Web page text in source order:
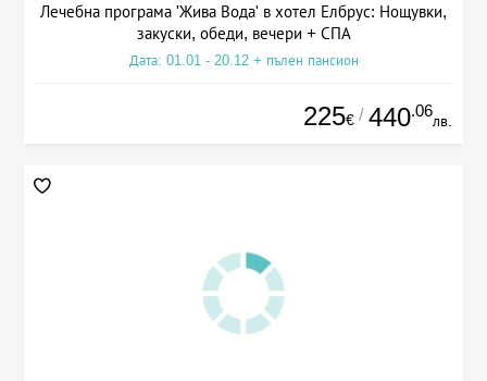
Лечебна програма 'Жива Вода' в хотел Елбрус: Нощувки,
закуски, обеди, вечери + СПА
Дата: 01.01 - 20.12 + пълен пансион
225€ / 440.06
лв.